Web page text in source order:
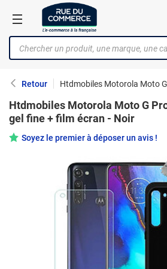
Retour
Htdmobiles Motorola Moto G
gel fine + film écran - Noir
Soyez le premier à déposer un avis !